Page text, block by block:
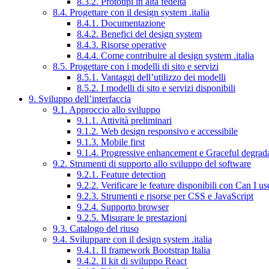
8.4. Progettare con il design system .italia
8.4.1. Documentazione
8.4.2. Benefici del design system
8.4.3. Risorse operative
8.4.4. Come contribuire al design system .italia
8.5. Progettare con i modelli di sito e servizi
8.5.1. Vantaggi dell’utilizzo dei modelli
8.5.2. I modelli di sito e servizi disponibili
9. Sviluppo dell’interfaccia
9.1. Approccio allo sviluppo
9.1.1. Attività preliminari
9.1.2. Web design responsivo e accessibile
9.1.3. Mobile first
9.1.4. Progressive enhancement e Graceful
9.2. Strumenti di supporto allo sviluppo del software
9.2.1. Feature detection
9.2.2. Verificare le feature disponibili con Can I
9.2.3. Strumenti e risorse per CSS e JavaScript
9.2.4. Supporto browser
9.2.5. Misurare le prestazioni
9.3. Catalogo del riuso
9.4. Sviluppare con il design system .italia
9.4.1. Il framework Bootstrap Italia
9.4.2. Il kit di sviluppo React